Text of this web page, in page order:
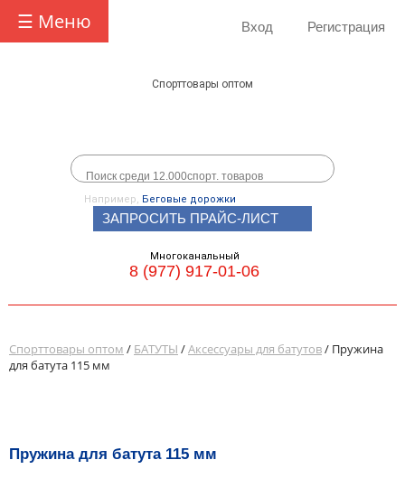
☰ Меню Вход Регистрация
Спорттовары оптом
Например, Беговые дорожки
ЗАПРОСИТЬ ПРАЙС-ЛИСТ
Многоканальный
8 (977) 917-01-06
Спорттовары оптом / БАТУТЫ /Аксессуары для батутов/ Пружина
для батута 115 мм
Пружина для батута 115 мм